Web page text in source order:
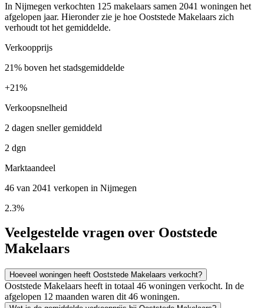
In Nijmegen verkochten 125 makelaars samen 2041 woningen het
afgelopen jaar. Hieronder zie je hoe Ooststede Makelaars zich
verhoudt tot het gemiddelde.
Verkoopprijs
21% boven het stadsgemiddelde
+21%
Verkoopsnelheid
2 dagen sneller gemiddeld
2 dgn
Marktaandeel
46 van 2041 verkopen in Nijmegen
2.3%
Veelgestelde vragen over Ooststede
Makelaars
Hoeveel woningen heeft Ooststede Makelaars verkocht?
Ooststede Makelaars heeft in totaal 46 woningen verkocht. In de
afgelopen 12 maanden waren dit 46 woningen.